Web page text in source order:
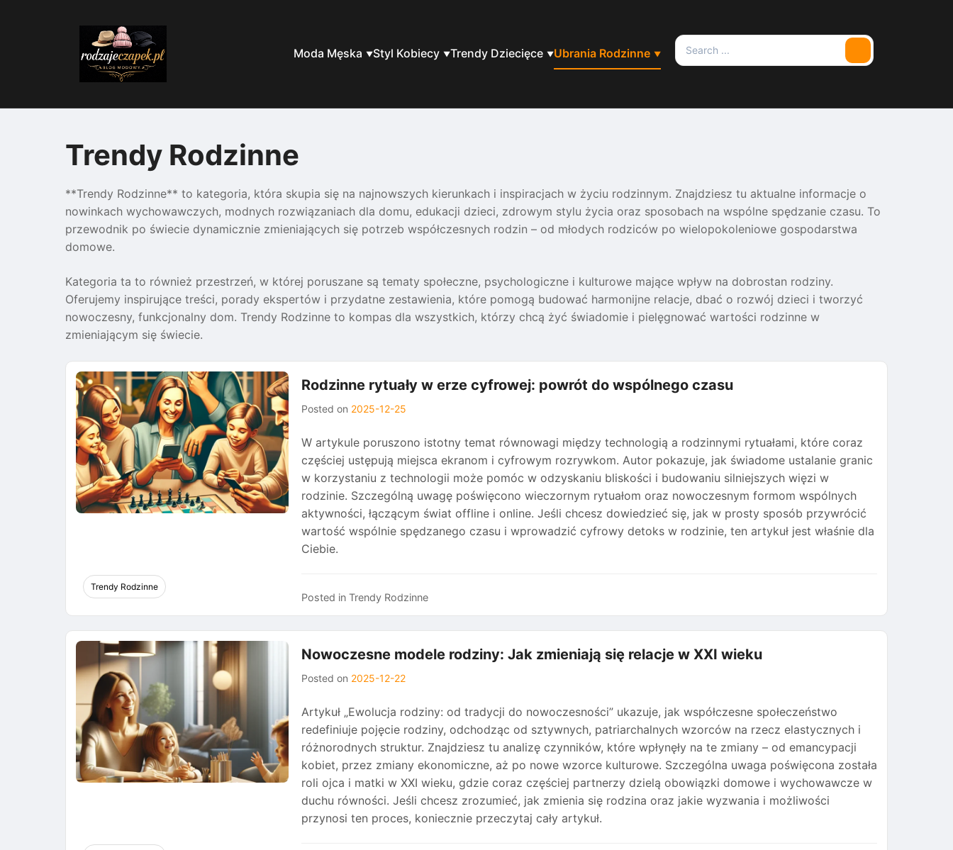
Moda Męska Styl Kobiecy Trendy Dziecięce Ubrania Rodzinne
Search
for:
Search
Trendy Rodzinne
**Trendy Rodzinne** to kategoria, która skupia się na najnowszych kierunkach i inspiracjach w życiu rodzinnym. Znajdziesz tu aktualne informacje o
nowinkach wychowawczych, modnych rozwiązaniach dla domu, edukacji dzieci, zdrowym stylu życia oraz sposobach na wspólne spędzanie czasu. To
przewodnik po świecie dynamicznie zmieniających się potrzeb współczesnych rodzin – od młodych rodziców po wielopokoleniowe gospodarstwa
domowe.
Kategoria ta to również przestrzeń, w której poruszane są tematy społeczne, psychologiczne i kulturowe mające wpływ na dobrostan rodziny.
Oferujemy inspirujące treści, porady ekspertów i przydatne zestawienia, które pomogą budować harmonijne relacje, dbać o rozwój dzieci i tworzyć
nowoczesny, funkcjonalny dom. Trendy Rodzinne to kompas dla wszystkich, którzy chcą żyć świadomie i pielęgnować wartości rodzinne w
zmieniającym się świecie.
Trendy Rodzinne
Rodzinne rytuały w erze cyfrowej: powrót do wspólnego czasu
Posted on 2025-12-25
W artykule poruszono istotny temat równowagi między technologią a rodzinnymi rytuałami, które coraz
częściej ustępują miejsca ekranom i cyfrowym rozrywkom. Autor pokazuje, jak świadome ustalanie granic
w korzystaniu z technologii może pomóc w odzyskaniu bliskości i budowaniu silniejszych więzi w
rodzinie. Szczególną uwagę poświęcono wieczornym rytuałom oraz nowoczesnym formom wspólnych
aktywności, łączącym świat offline i online. Jeśli chcesz dowiedzieć się, jak w prosty sposób przywrócić
wartość wspólnie spędzanego czasu i wprowadzić cyfrowy detoks w rodzinie, ten artykuł jest właśnie dla
Ciebie.
Posted in Trendy Rodzinne
Nowoczesne modele rodziny: Jak zmieniają się relacje w XXI wieku
Posted on 2025-12-22
Artykuł „Ewolucja rodziny: od tradycji do nowoczesności” ukazuje, jak współczesne społeczeństwo
redefiniuje pojęcie rodziny, odchodząc od sztywnych, patriarchalnych wzorców na rzecz elastycznych i
różnorodnych struktur. Znajdziesz tu analizę czynników, które wpłynęły na te zmiany – od emancypacji
kobiet, przez zmiany ekonomiczne, aż po nowe wzorce kulturowe. Szczególna uwaga poświęcona została
roli ojca i matki w XXI wieku, gdzie coraz częściej partnerzy dzielą obowiązki domowe i wychowawcze w
duchu równości. Jeśli chcesz zrozumieć, jak zmienia się rodzina oraz jakie wyzwania i możliwości
przynosi ten proces, koniecznie przeczytaj cały artykuł.